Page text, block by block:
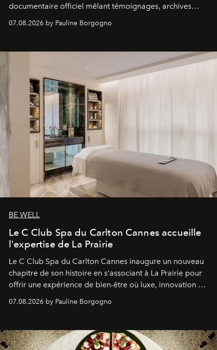
documentaire officiel mêlant témoignages, archives
inédites et plongée dans les coulisses d'un phénomène
générationnel.
07.08.2026 by Pauline Borgogno
BE WELL
Le C Club Spa du Carlton Cannes accueille
l'expertise de La Prairie
Le C Club Spa du Carlton Cannes inaugure un nouveau
chapitre de son histoire en s'associant à La Prairie pour
offrir une expérience de bien-être où luxe, innovation et
expertise se rencontrent.
07.08.2026 by Pauline Borgogno